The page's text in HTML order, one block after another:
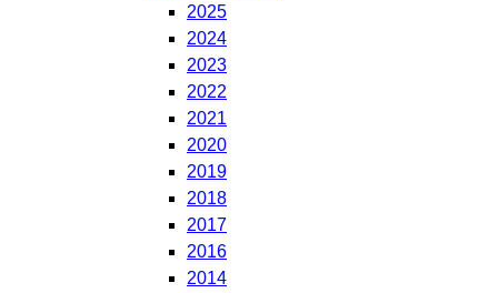
2025
2024
2023
2022
2021
2020
2019
2018
2017
2016
2014